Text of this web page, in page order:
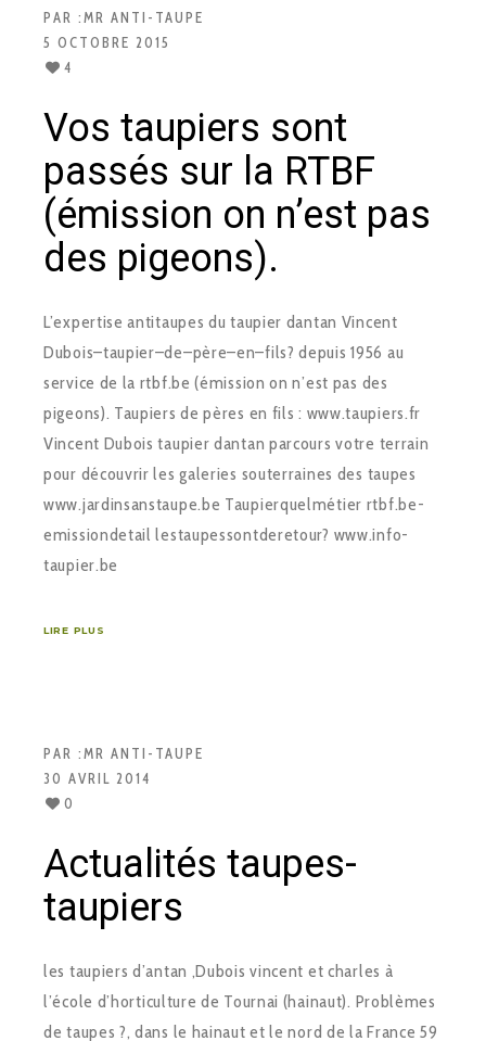
PAR :MR ANTI-TAUPE
5 OCTOBRE 2015
4
Vos taupiers sont
passés sur la RTBF
(émission on n’est pas
des pigeons).
L’expertise anti­taupes du taupier dantan Vincent
Dubois–taupier–de–père–en–fils? depuis 1956 au
service de la rtbf.be (émission on n’est pas des
pigeons). Taupiers de pères en fils : www.taupiers.fr
Vincent Dubois taupier dantan parcours votre terrain
pour découvrir les galeries souterraines des taupes
www.jardin­sans­taupe.be Taupier­quel­métier rtbf.be­
emission­detail ­les­taupes­sont­de­retour? www.info­
taupier.be
LIRE PLUS
PAR :MR ANTI-TAUPE
30 AVRIL 2014
0
Actualités taupes-
taupiers
les taupiers d’antan ,Dubois vincent et charles à
l’école d’horticulture de Tournai (hainaut). Problèmes
de taupes ?, dans le hainaut et le nord de la France 59